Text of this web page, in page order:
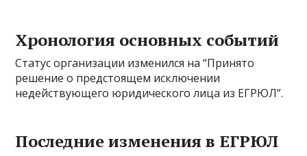
Хронология основных событий
Статус организации изменился на “Принято
решение о предстоящем исключении
недействующего юридического лица из ЕГРЮЛ”.
Последние изменения в ЕГРЮЛ